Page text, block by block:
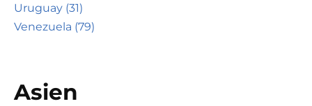
Uruguay (31)
Venezuela (79)
Asien